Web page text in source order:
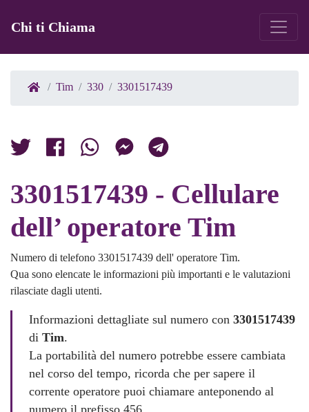
Chi ti Chiama
Tim 330 3301517439
3301517439 - Cellulare
dell’ operatore Tim
Numero di telefono 3301517439 dell' operatore Tim.
Qua sono elencate le informazioni più importanti e le valutazioni
rilasciate dagli utenti.
Informazioni dettagliate sul numero con3301517439
diTim.
La portabilità del numero potrebbe essere cambiata
nel corso del tempo, ricorda che per sapere il
corrente operatore puoi chiamare anteponendo al